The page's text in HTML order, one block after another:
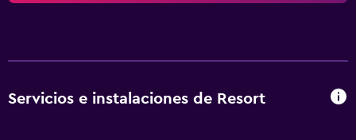
Servicios e instalaciones de Resort